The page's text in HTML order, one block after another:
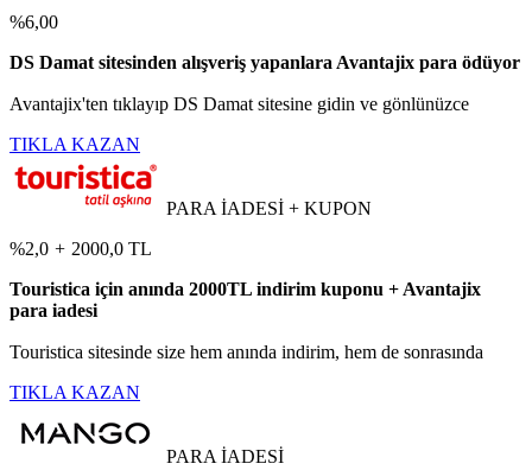
%6,00
DS Damat sitesinden alışveriş yapanlara Avantajix para ödüyor
Avantajix'ten tıklayıp DS Damat sitesine gidin ve gönlünüzce
TIKLA KAZAN
PARA İADESİ + KUPON
%2,0 + 2000,0 TL
Touristica için anında 2000TL indirim kuponu + Avantajix
para iadesi
Touristica sitesinde size hem anında indirim, hem de sonrasında
TIKLA KAZAN
PARA İADESİ